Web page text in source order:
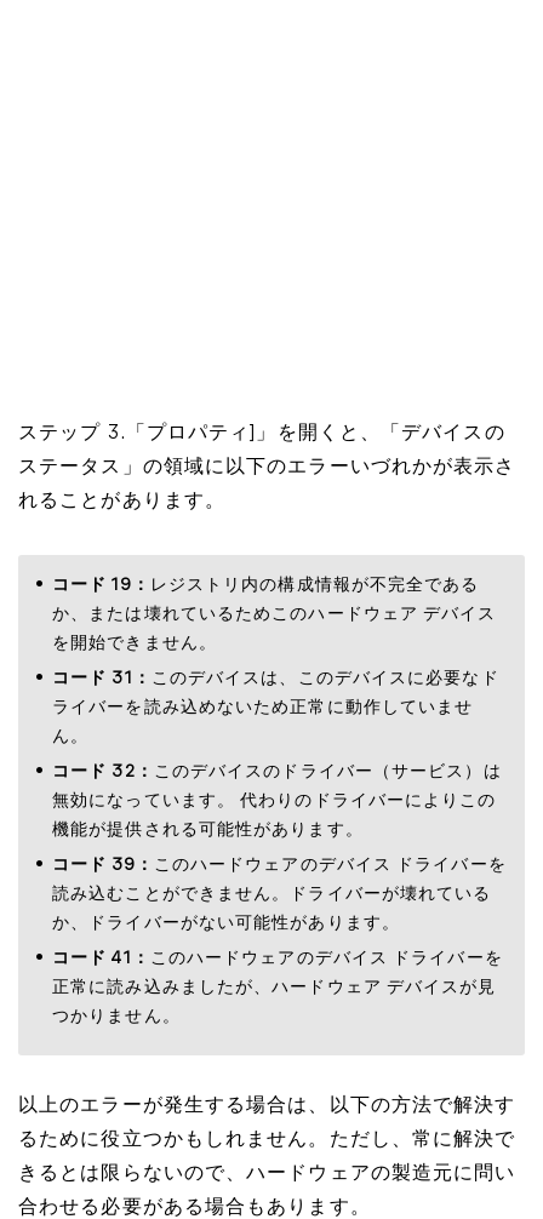
ステップ 3.「プロパティ]」を開くと、「デバイスの
ステータス」の領域に以下のエラーいづれかが表示さ
れることがあります。
コード 19： レジストリ内の構成情報が不完全である
か、または壊れているためこのハードウェア デバイス
を開始できません。
コード 31： このデバイスは、このデバイスに必要なド
ライバーを読み込めないため正常に動作していませ
ん。
コード 32： このデバイスのドライバー（サービス）は
無効になっています。 代わりのドライバーによりこの
機能が提供される可能性があります。
コード 39： このハードウェアのデバイス ドライバーを
読み込むことができません。ドライバーが壊れている
か、ドライバーがない可能性があります。
コード 41： このハードウェアのデバイス ドライバーを
正常に読み込みましたが、ハードウェア デバイスが見
つかりません。
以上のエラーが発生する場合は、以下の方法で解決す
るために役立つかもしれません。ただし、常に解決で
きるとは限らないので、ハードウェアの製造元に問い
合わせる必要がある場合もあります。